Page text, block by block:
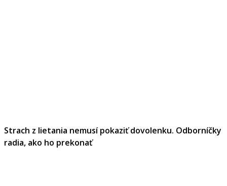
Strach z lietania nemusí pokaziť dovolenku. Odborníčky
radia, ako ho prekonať